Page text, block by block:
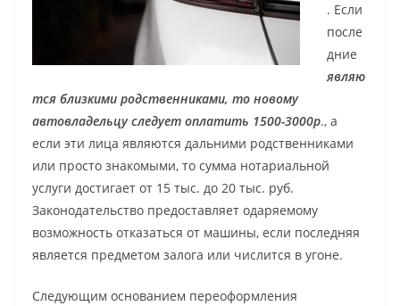
. Если
после
дние
являю
тся близкими родственниками, то новому
автовладельцу следует оплатить 1500-3000р., а
если эти лица являются дальними родственниками
или просто знакомыми, то сумма нотариальной
услуги достигает от 15 тыс. до 20 тыс. руб.
Законодательство предоставляет одаряемому
возможность отказаться от машины, если последняя
является предметом залога или числится в угоне.
Следующим основанием переоформления